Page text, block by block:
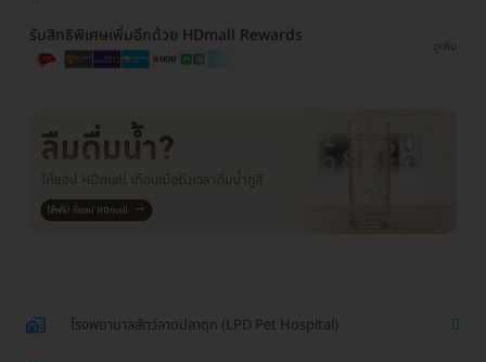
รับสิทธิพิเศษเพิ่มอีกด้วย HDmall Rewards
ดูเพิ่ม
โรงพยาบาลสัตว์ลาดปลาดุก (LPD Pet Hospital)